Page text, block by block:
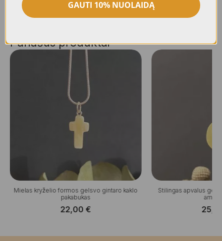
Panašūs produktai
Mielas kryželio formos gelsvo gintaro kaklo
pakabukas
22,00 €
Stilingas apvalus
GAUTI 10% NUOLAIDĄ